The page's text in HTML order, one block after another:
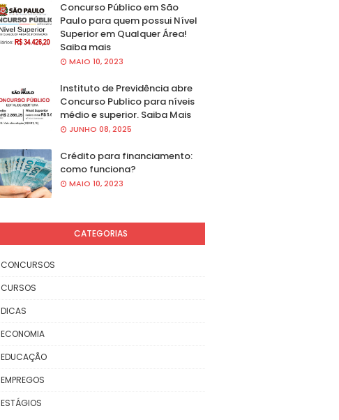
Concurso Público em São
Paulo para quem possui Nível
Superior em Qualquer Área!
Saiba mais
MAIO 10, 2023
Instituto de Previdência abre
Concurso Publico para níveis
médio e superior. Saiba Mais
JUNHO 08, 2025
Crédito para financiamento:
como funciona?
MAIO 10, 2023
CATEGORIAS
CONCURSOS
CURSOS
DICAS
ECONOMIA
EDUCAÇÃO
EMPREGOS
ESTÁGIOS